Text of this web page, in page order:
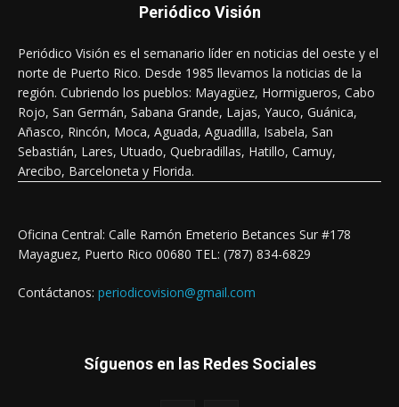
Periódico Visión
Periódico Visión es el semanario líder en noticias del oeste y el
norte de Puerto Rico. Desde 1985 llevamos la noticias de la
región. Cubriendo los pueblos: Mayagüez, Hormigueros, Cabo
Rojo, San Germán, Sabana Grande, Lajas, Yauco, Guánica,
Añasco, Rincón, Moca, Aguada, Aguadilla, Isabela, San
Sebastián, Lares, Utuado, Quebradillas, Hatillo, Camuy,
Arecibo, Barceloneta y Florida.
Oficina Central: Calle Ramón Emeterio Betances Sur #178
Mayaguez, Puerto Rico 00680 TEL: (787) 834-6829
Contáctanos: periodicovision@gmail.com
Síguenos en las Redes Sociales